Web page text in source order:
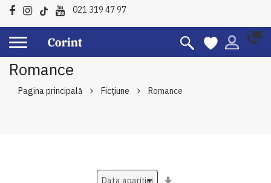
021 319 47 97
Romance
Pagina principală Ficțiune Romance